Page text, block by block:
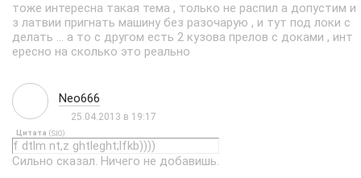
тоже интересна такая тема , только не распил а допустим и
з латвии пригнать машину без разочарую , и тут под локи с
делать ... а то с другом есть 2 кузова прелов с доками , инт
ересно на сколько это реально
Neo666
25.04.2013 в 19:17
Цитата (SIO)
f dtlm nt,z ghtleght;lfkb))))
Сильно сказал. Ничего не добавишь.